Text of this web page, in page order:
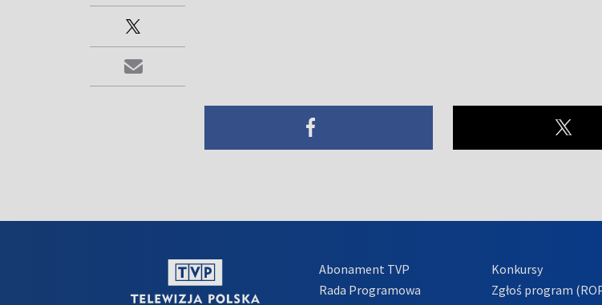
Abonament TVP
Rada Programowa
Konkursy
Zgłoś program